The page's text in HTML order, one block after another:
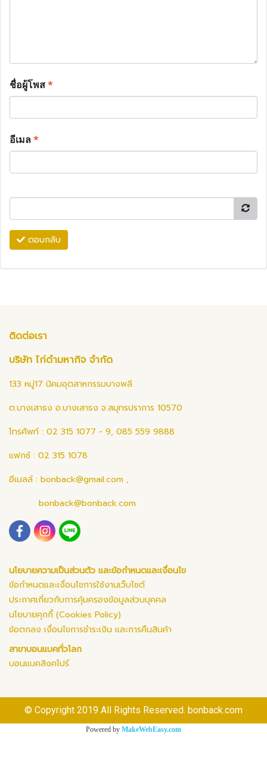
ชื่อผู้โพส*
อีเมล*
ตอบกลับ
ติดต่อเรา
บริษัท ไก่ดำมหากิจ จำกัด
133 หมู่17 นิคมอุตสาหกรรมบางพลี
ต.บางเสาธง อ.บางเสาธง จ.สมุทรปราการ 10570
โทรศัพท์ : 02 315 1077 - 9, 085 559 9888
แฟกซ์ : 02 315 1078
อีเมลล์ : bonback@gmail.com ,
bonback@bonback.com
นโยบายความเป็นส่วนตัว และข้อกำหนดและเงื่อนไข
ข้อกำหนดและเงื่อนไขการใช้งานเว็บไซต์
ประกาศเกี่ยวกับการคุ้มครองข้อมูลส่วนบุคคล
นโยบายคุกกี้ (Cookies Policy)
ข้อตกลง เงื่อนไขการชำระเงิน และการคืนสินค้า
สาขาบอนแบคทั่วโลก
บอนแบคสิงคโปร์
© Copyright 2019 All Rights Reserved. bonback.com
Powered by MakeWebEasy.com